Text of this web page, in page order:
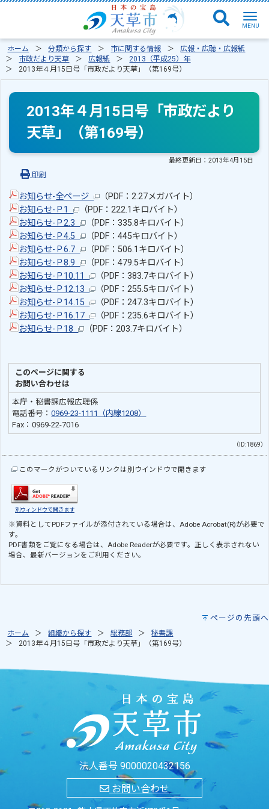
ホーム 分類から探す 市に関する情報
広報・広聴・広報紙
市政だより天草
広報紙
2013（平成25）年
2013年４月15日号「市政だより天草」（第169号）
2013年４月15日号「市政だより
天草」（第169号）
最終更新日：2013年4月15日
印刷
お知らせ-全ページ
（PDF：2.27メガバイト）
お知らせ-Ｐ1
（PDF：222.1キロバイト）
お知らせ-Ｐ2.3
（PDF：335.8キロバイト）
お知らせ-Ｐ4.5
（PDF：445キロバイト）
お知らせ-Ｐ6.7
（PDF：506.1キロバイト）
お知らせ-Ｐ8.9
（PDF：479.5キロバイト）
お知らせ-Ｐ10.11
（PDF：383.7キロバイト）
お知らせ-Ｐ12.13
（PDF：255.5キロバイト）
お知らせ-Ｐ14.15
（PDF：247.3キロバイト）
お知らせ-Ｐ16.17
（PDF：235.6キロバイト）
お知らせ-Ｐ18
（PDF：203.7キロバイト）
このページに関する
お問い合わせは
本庁・秘書課広報広聴係
電話番号：0969-23-1111（内線1208）
Fax：0969-22-7016
（ID:1869）
このマークがついているリンクは別ウインドウで開きます
別ウィンドウで開きます
※資料としてPDFファイルが添付されている場合は、Adobe Acrobat(R)が必要で
す。
PDF書類をご覧になる場合は、Adobe Readerが必要です。正しく表示されない
場合、最新バージョンをご利用ください。
ページの先頭へ
ホーム 組織から探す 総務部
秘書課
2013年４月15日号「市政だより天草」（第169号）
法人番号 9000020432156
お問い合わせ